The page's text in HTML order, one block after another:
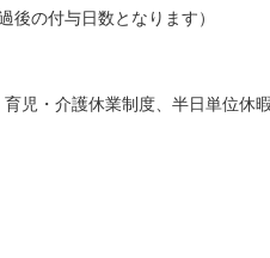
後の付与日数となります）
児・介護休業制度、半日単位休